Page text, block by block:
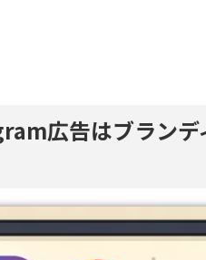
広告はブランデ